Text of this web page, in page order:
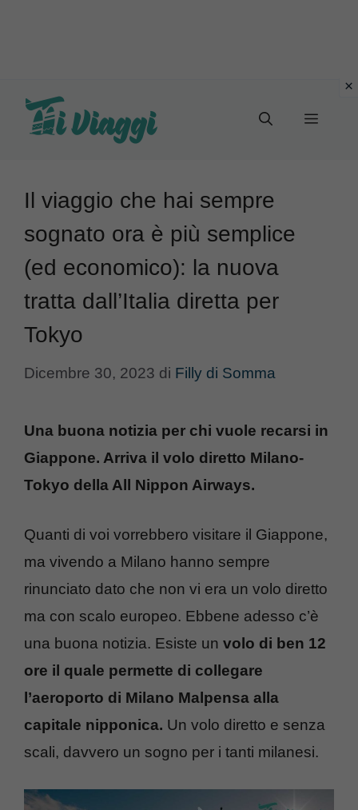
Menu
Il viaggio che hai sempre
sognato ora è più semplice
(ed economico): la nuova
tratta dall’Italia diretta per
Tokyo
Dicembre 30, 2023 di Filly di Somma
Una buona notizia per chi vuole recarsi in
Giappone. Arriva il volo diretto Milano-
Tokyo della All Nippon Airways.
Quanti di voi vorrebbero visitare il Giappone,
ma vivendo a Milano hanno sempre
rinunciato dato che non vi era un volo diretto
ma con scalo europeo. Ebbene adesso c’è
una buona notizia. Esiste un volo di ben 12
ore il quale permette di collegare
l’aeroporto di Milano Malpensa alla
capitale nipponica. Un volo diretto e senza
scali, davvero un sogno per i tanti milanesi.